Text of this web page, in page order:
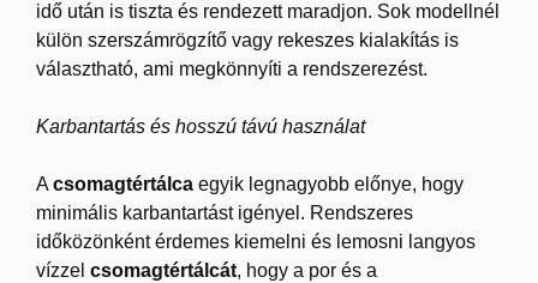
idő után is tiszta és rendezett maradjon. Sok modellnél
külön szerszámrögzítő vagy rekeszes kialakítás is
választható, ami megkönnyíti a rendszerezést.
Karbantartás és hosszú távú használat
Acsomagtértálca egyik legnagyobb előnye, hogy
minimális karbantartást igényel. Rendszeres
időközönként érdemes kiemelni és lemosni langyos
vízzel csomagtértálcát, hogy a por és a